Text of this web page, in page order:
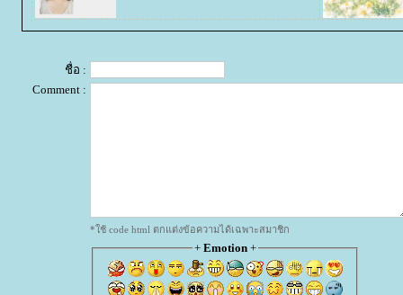
ชื่อ :
Comment :
*ใช้ code html ตกแต่งข้อความได้เฉพาะสมาชิก
+ Emotion+